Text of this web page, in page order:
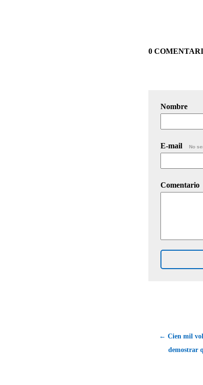
0
Nombre
E-mail No
Comentario
← Cien mil
demostrar